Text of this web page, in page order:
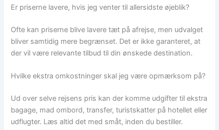
Er priserne lavere, hvis jeg venter til allersidste øjeblik?
Ofte kan priserne blive lavere tæt på afrejse, men udvalget
bliver samtidig mere begrænset. Det er ikke garanteret, at
der vil være relevante tilbud til din ønskede destination.
Hvilke ekstra omkostninger skal jeg være opmærksom på?
Ud over selve rejsens pris kan der komme udgifter til ekstra
bagage, mad ombord, transfer, turistskatter på hotellet eller
udflugter. Læs altid det med småt, inden du bestiller.